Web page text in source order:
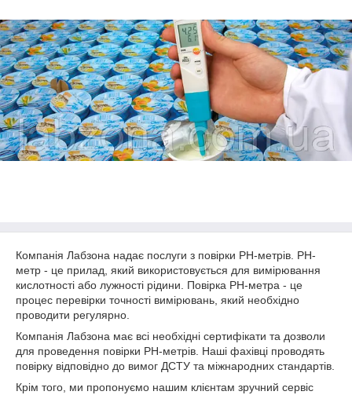
Компанія Лабзона надає послуги з повірки РН-метрів. РН-
метр - це прилад, який використовується для вимірювання
кислотності або лужності рідини. Повірка РН-метра - це
процес перевірки точності вимірювань, який необхідно
проводити регулярно.
Компанія Лабзона має всі необхідні сертифікати та дозволи
для проведення повірки РН-метрів. Наші фахівці проводять
повірку відповідно до вимог ДСТУ та міжнародних стандартів.
Крім того, ми пропонуємо нашим клієнтам зручний сервіс